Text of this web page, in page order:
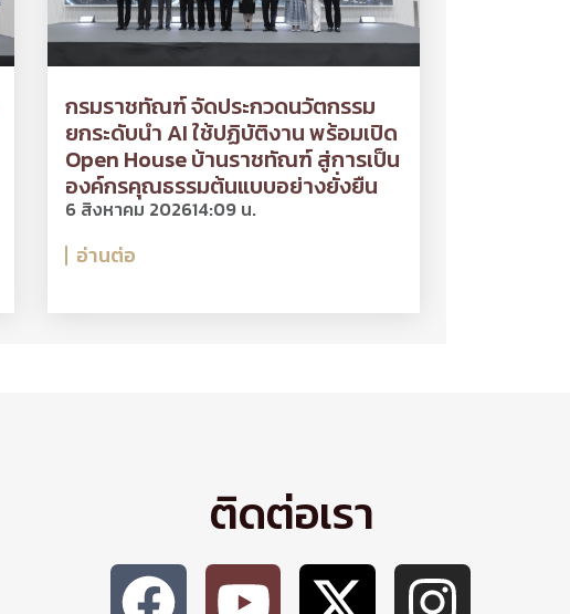
กรมราชทัณฑ์ จัดประกวดนวัตกรรม
ยกระดับนำ AI ใช้ปฏิบัติงาน พร้อมเปิด
Open House บ้านราชทัณฑ์ สู่การเป็น
องค์กรคุณธรรมต้นแบบอย่างยั่งยืน
6 สิงหาคม 202614:09 น.
อ่านต่อ
ติดต่อเรา